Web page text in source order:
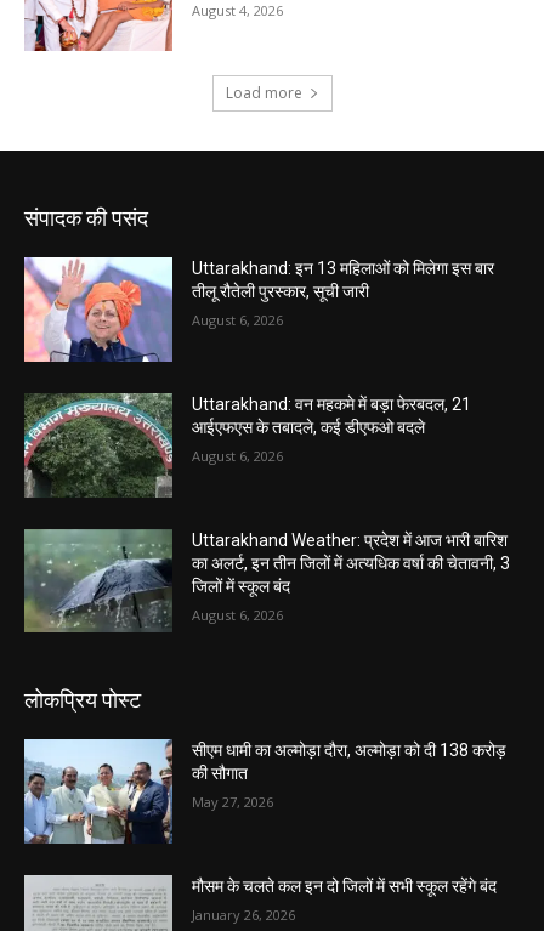
संपादक की पसंद
Uttarakhand: इन 13 महिलाओं को मिलेगा इस बार
तीलू रौतेली पुरस्कार, सूची जारी
August 6, 2026
Uttarakhand: वन महकमे में बड़ा फेरबदल, 21
आईएफएस के तबादले, कई डीएफओ बदले
August 6, 2026
Uttarakhand Weather: प्रदेश में आज भारी बारिश
का अलर्ट, इन तीन जिलों में अत्यधिक वर्षा की चेतावनी, 3
जिलों में स्कूल बंद
August 6, 2026
लोकप्रिय पोस्ट
सीएम धामी का अल्मोड़ा दौरा, अल्मोड़ा को दी 138 करोड़
की सौगात
May 27, 2026
मौसम के चलते कल इन दो जिलों में सभी स्कूल रहेंगे बंद
January 26, 2026